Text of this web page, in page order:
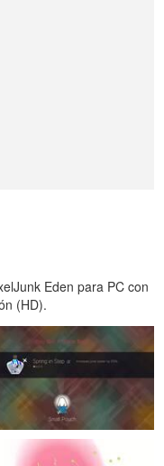
Eden para PC con
(HD).